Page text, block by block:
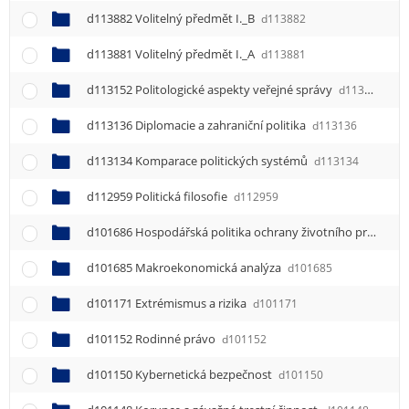
d113882 Volitelný předmět I._B d113882
d113881 Volitelný předmět I._A d113881
d113152 Politologické aspekty veřejné správy d113152
d113136 Diplomacie a zahraniční politika d113136
d113134 Komparace politických systémů d113134
d112959 Politická filosofie d112959
d101686 Hospodářská politika ochrany životního prostředí
d101685 Makroekonomická analýza d101685
d101171 Extrémismus a rizika d101171
d101152 Rodinné právo d101152
d101150 Kybernetická bezpečnost d101150